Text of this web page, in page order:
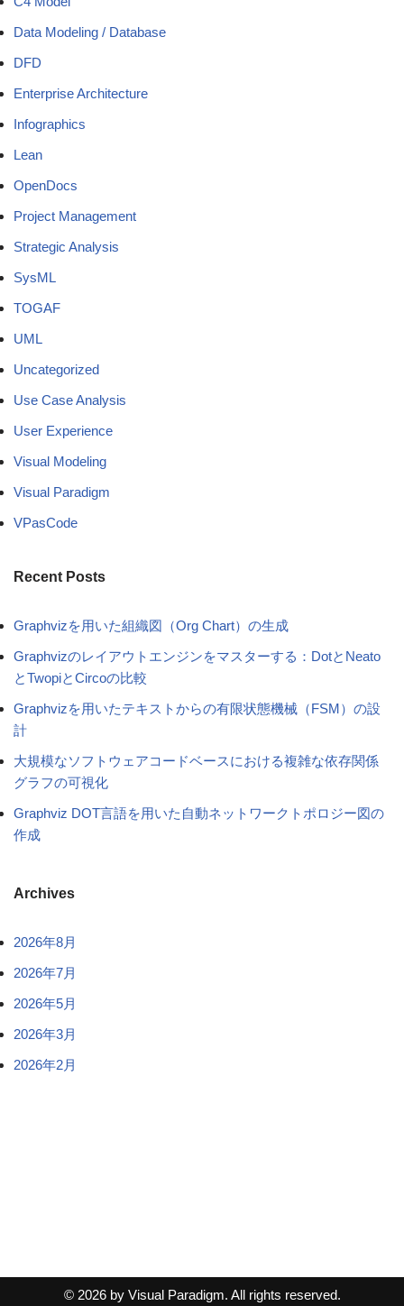
Data Modeling / Database
DFD
Enterprise Architecture
Infographics
Lean
OpenDocs
Project Management
Strategic Analysis
SysML
TOGAF
UML
Uncategorized
Use Case Analysis
User Experience
Visual Modeling
Visual Paradigm
VPasCode
Recent Posts
Graphvizを用いた組織図（Org Chart）の生成
Graphvizのレイアウトエンジンをマスターする：DotとNeato
とTwopiとCircoの比較
Graphvizを用いたテキストからの有限状態機械（FSM）の設
計
大規模なソフトウェアコードベースにおける複雑な依存関係
グラフの可視化
Graphviz DOT言語を用いた自動ネットワークトポロジー図の
作成
Archives
2026年8月
2026年7月
2026年5月
2026年3月
2026年2月
© 2026 by Visual Paradigm. All rights reserved.